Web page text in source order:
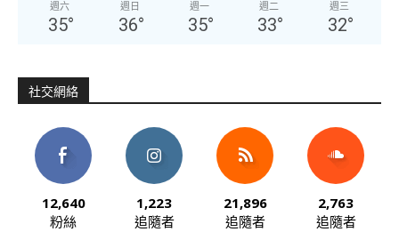
週六
35°
週日
36°
週一
35°
週二
33°
週三
32°
社交網絡
12,640
粉絲
1,223
追隨者
21,896
追隨者
2,763
追隨者